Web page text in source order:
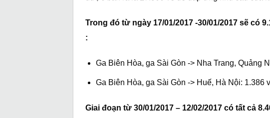
Trong đó từ ngày 17/01/2017 -30/01/2017 sẽ có
:
Ga Biên Hòa, ga Sài Gòn -> Nha Trang, Quảng
Ga Biên Hòa, ga Sài Gòn -> Huế, Hà Nội: 1.386
Giai đoạn từ 30/01/2017 – 12/02/2017 có tất cả